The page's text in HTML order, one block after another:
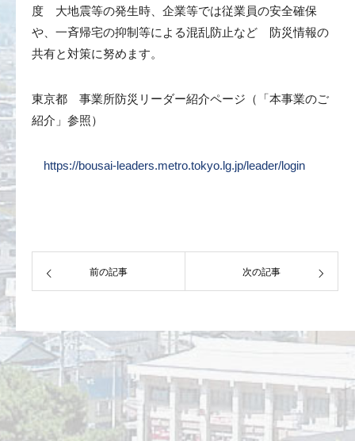
度 大地震等の発生時、企業等では従業員の安全確保
や、一斉帰宅の抑制等による混乱防止など 防災情報の
共有と対策に努めます。
東京都 事業所防災リーダー紹介ページ（「本事業のご
紹介」参照）
https://bousai-leaders.metro.tokyo.lg.jp/leader/login
前の記事 次の記事